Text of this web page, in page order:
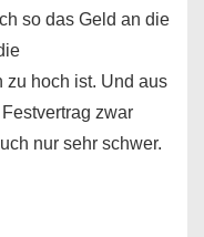
so das Geld an die
hoch ist. Und aus
zwar
nur sehr schwer.